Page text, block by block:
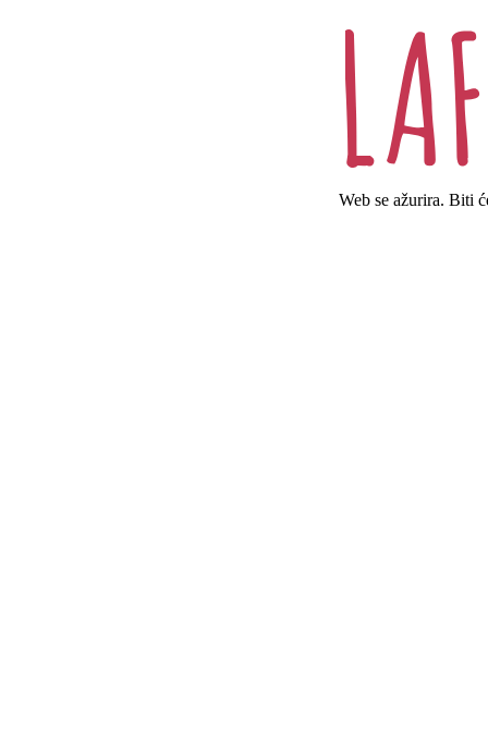
Web se ažurira. Biti